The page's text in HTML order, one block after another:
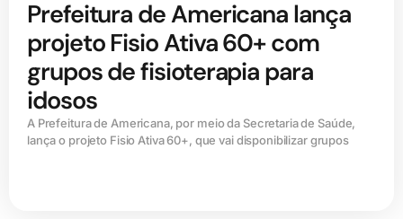
Prefeitura de Americana lança
projeto Fisio Ativa 60+ com
grupos de fisioterapia para
idosos
A Prefeitura de Americana, por meio da Secretaria de Saúde,
lança o projeto Fisio Ativa 60+, que vai disponibilizar grupos